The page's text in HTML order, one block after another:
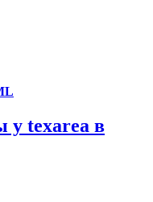
у texarea в